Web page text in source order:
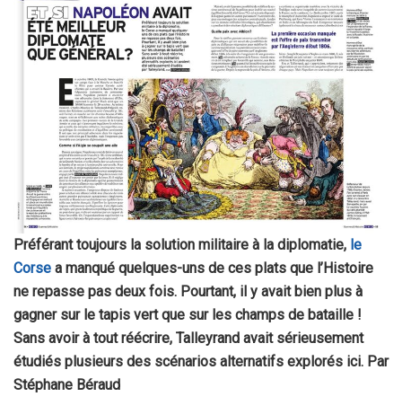
Préférant toujours la solution militaire à la diplomatie, le
Corse a manqué quelques-uns de ces plats que l’Histoire
ne repasse pas deux fois. Pourtant, il y avait bien plus à
gagner sur le tapis vert que sur les champs de bataille !
Sans avoir à tout réécrire, Talleyrand avait sérieusement
étudiés plusieurs des scénarios alternatifs explorés ici. Par
Stéphane Béraud